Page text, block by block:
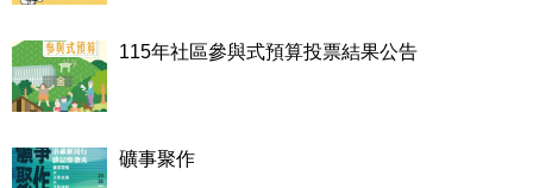
115年社區參與式預算投票結果公告
礦事聚作